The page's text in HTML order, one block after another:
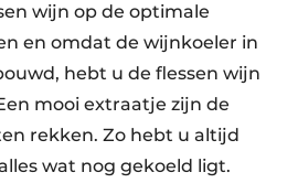
wijn op de optimale
en omdat de wijnkoeler in
hebt u de flessen wijn
mooi extraatje zijn de
rekken. Zo hebt u altijd
wat nog gekoeld ligt.